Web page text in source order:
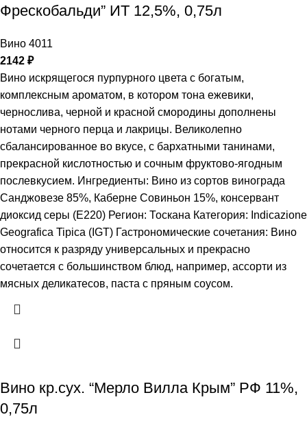
Фрескобальди” ИТ 12,5%, 0,75л
Вино 4011
2142 ₽
Вино искрящегося пурпурного цвета с богатым,
комплексным ароматом, в котором тона ежевики,
чернослива, черной и красной смородины дополнены
нотами черного перца и лакрицы. Великолепно
сбалансированное во вкусе, с бархатными танинами,
прекрасной кислотностью и сочным фруктово-ягодным
послевкусием. Ингредиенты: Вино из сортов винограда
Санджовезе 85%, Каберне Совиньон 15%, консервант
диоксид серы (Е220) Регион: Тоскана Категория: Indicazione
Geografica Tipica (IGT) Гастрономические сочетания: Вино
относится к разряду универсальных и прекрасно
сочетается с большинством блюд, например, ассорти из
мясных деликатесов, паста с пряным соусом.
Вино кр.сух. “Мерло Вилла Крым” РФ 11%,
0,75л